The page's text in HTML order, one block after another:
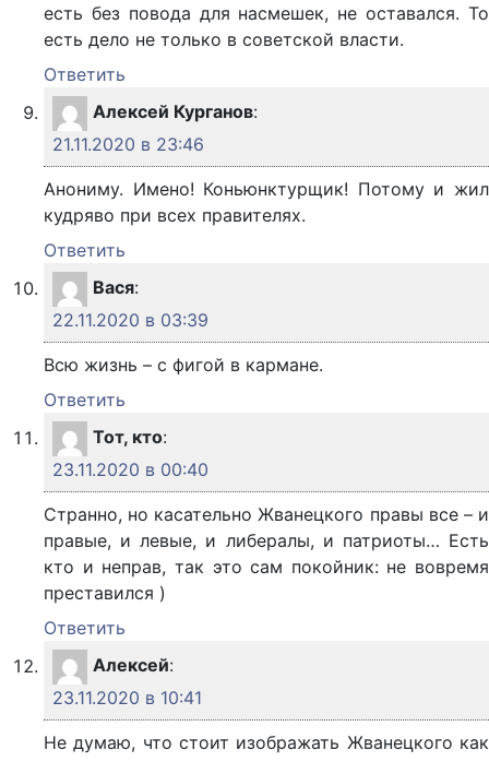
есть без повода для насмешек, не оставался. То
есть дело не только в советской власти.
Ответить
Алексей Курганов:
21.11.2020 в 23:46
Анониму. Имено! Коньюнктурщик! Потому и жил
кудряво при всех правителях.
Ответить
Вася:
22.11.2020 в 03:39
Всю жизнь – с фигой в кармане.
Ответить
Тот, кто:
23.11.2020 в 00:40
Странно, но касательно Жванецкого правы все – и
правые, и левые, и либералы, и патриоты… Есть
кто и неправ, так это сам покойник: не вовремя
преставился )
Ответить
Алексей:
23.11.2020 в 10:41
Не думаю, что стоит изображать Жванецкого как